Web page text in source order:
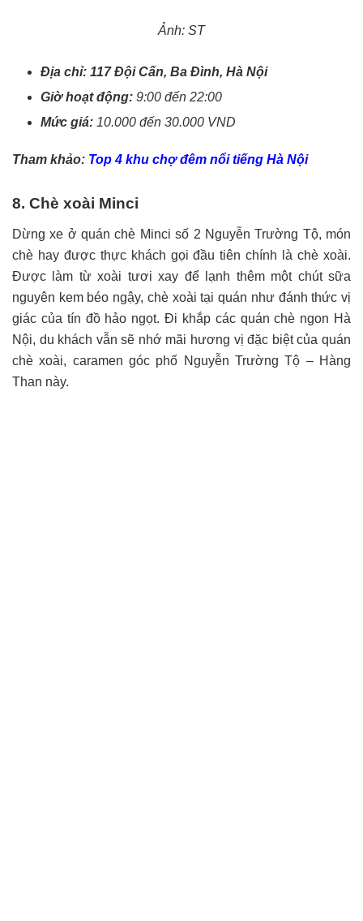
Ảnh: ST
Địa chỉ: 117 Đội Cấn, Ba Đình, Hà Nội
Giờ hoạt động: 9:00 đến 22:00
Mức giá: 10.000 đến 30.000 VND
Tham khảo: Top 4 khu chợ đêm nổi tiếng Hà Nội
8. Chè xoài Minci
Dừng xe ở quán chè Minci số 2 Nguyễn Trường Tộ, món
chè hay được thực khách gọi đầu tiên chính là chè xoài.
Được làm từ xoài tươi xay để lạnh thêm một chút sữa
nguyên kem béo ngậy, chè xoài tại quán như đánh thức vị
giác của tín đồ hảo ngọt. Đi khắp các quán chè ngon Hà
Nội, du khách vẫn sẽ nhớ mãi hương vị đặc biệt của quán
chè xoài, caramen góc phố Nguyễn Trường Tộ – Hàng
Than này.